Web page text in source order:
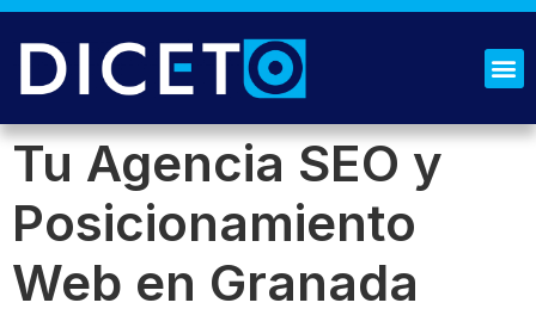
Tu Agencia SEO y
Posicionamiento
Web en Granada